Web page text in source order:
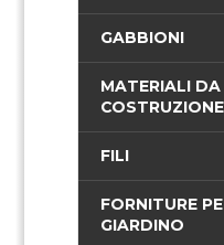
GABBIONI
MATERIALI DA
COSTRUZIONE
FILI
FORNITURE
GIARDINO